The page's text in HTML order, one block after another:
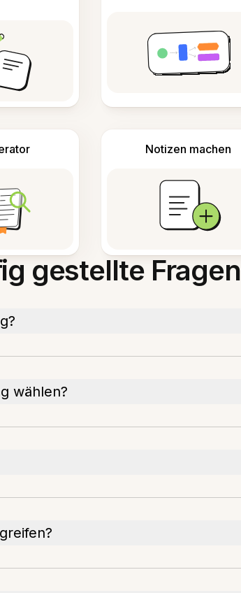
Notizen machen
gestellte Fragen
wählen?